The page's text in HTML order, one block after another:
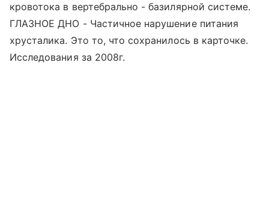
кровотока в вертебрально - базилярной системе.
ГЛАЗНОЕ ДНО - Частичное нарушение питания
хрусталика. Это то, что сохранилось в карточке.
Исследования за 2008г.